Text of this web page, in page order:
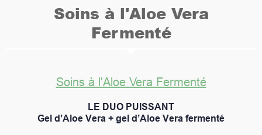
Soins à l'Aloe Vera
Fermenté
Soins à l'Aloe Vera Fermenté
LE DUO PUISSANT
Gel d’Aloe Vera + gel d’Aloe Vera fermenté